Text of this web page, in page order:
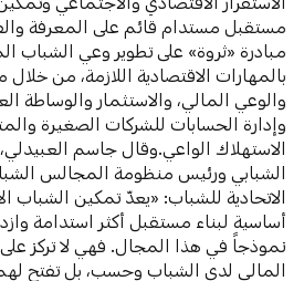
مستقبل مستدام قائم على المعرفة
مبادرة «ثروة» على تطوير وعي الشباب
بالمهارات الاقتصادية اللازمة، من
والوعي المالي، والاستثمار والوساطة
وإدارة الحسابات للشركات الصغيرة
الاستهلاك الواعي.وقال جاسم العبيدلي،
الشبابي ورئيس منظومة المجالس
الاتحادية للشباب: «يعدّ تمكين الشباب
أساسية لبناء مستقبل أكثر استدامة
نموذجاً في هذا المجال. فهي لا تركز
المالي لدى الشباب وحسب، بل تفتح لهم